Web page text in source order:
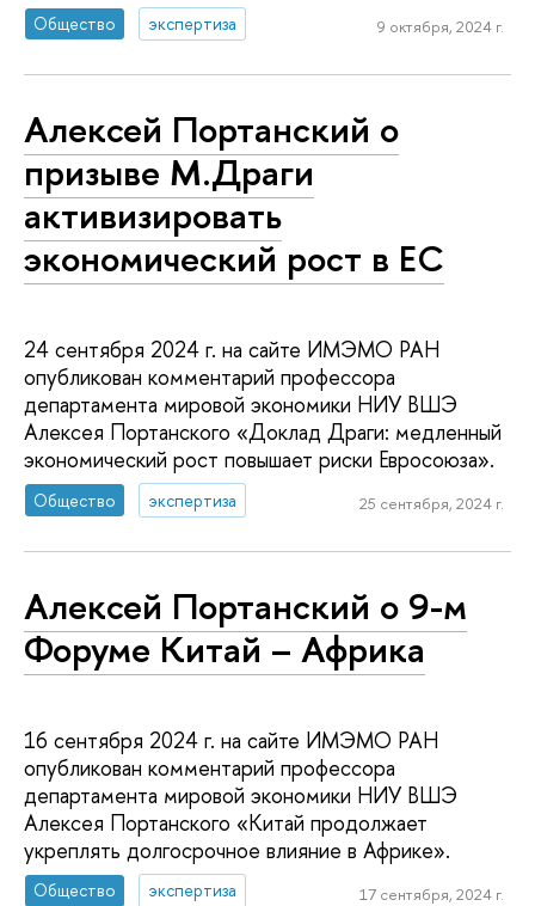
Общество экспертиза 9 октября, 2024 г.
Алексей Портанский о
призыве М.Драги
активизировать
экономический рост в ЕС
24 сентября 2024 г. на сайте ИМЭМО РАН
опубликован комментарий профессора
департамента мировой экономики НИУ ВШЭ
Алексея Портанского «Доклад Драги: медленный
экономический рост повышает риски Евросоюза».
Общество экспертиза 25 сентября, 2024 г.
Алексей Портанский о 9-м
Форуме Китай – Африка
16 сентября 2024 г. на сайте ИМЭМО РАН
опубликован комментарий профессора
департамента мировой экономики НИУ ВШЭ
Алексея Портанского «Китай продолжает
укреплять долгосрочное влияние в Африке».
Общество экспертиза 17 сентября, 2024 г.